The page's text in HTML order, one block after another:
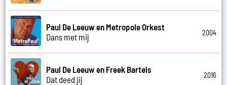
Paul De Leeuw en Metropole Orkest
Dans met mij
2004
Paul De Leeuw en Freek Bartels
Dat deed jij
2016